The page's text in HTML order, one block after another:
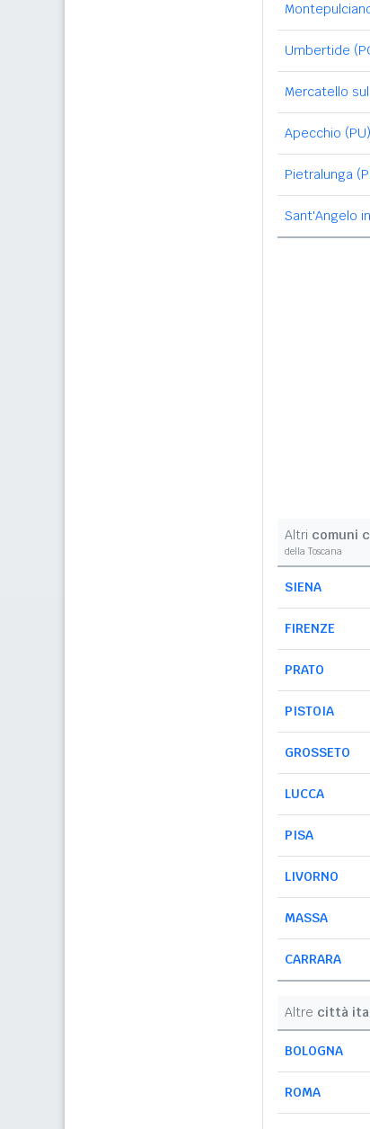
Umbertide
Mercatello
Apecchio (PU)
Pietralunga
Sant'Angelo
Altri comuni
della Toscana
SIENA
FIRENZE
PRATO
PISTOIA
GROSSETO
LUCCA
PISA
LIVORNO
MASSA
CARRARA
Altre città
BOLOGNA
ROMA